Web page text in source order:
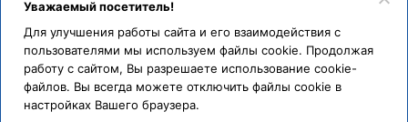
Уважаемый посетитель!
Для улучшения работы сайта и его взаимодействия с
пользователями мы используем файлы cookie. Продолжая
работу с сайтом, Вы разрешаете использование cookie-
файлов. Вы всегда можете отключить файлы cookie в
настройках Вашего браузера.